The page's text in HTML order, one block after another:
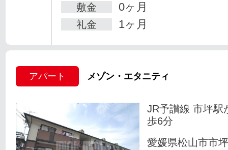
敷金 0ヶ月
礼金 1ヶ月
アパート メゾン・エタニティ
JR予讃線 市坪駅
歩6分
愛媛県松山市市